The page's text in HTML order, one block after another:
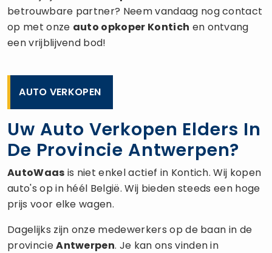
betrouwbare partner? Neem vandaag nog contact
op met onze auto opkoper Kontich en ontvang
een vrijblijvend bod!
AUTO VERKOPEN
Uw Auto Verkopen Elders In
De Provincie Antwerpen?
AutoWaas is niet enkel actief in Kontich. Wij kopen
auto's op in héél België. Wij bieden steeds een hoge
prijs voor elke wagen.
Dagelijks zijn onze medewerkers op de baan in de
provincieAntwerpen. Je kan ons vinden in